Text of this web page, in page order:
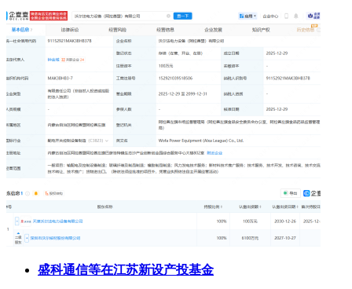
盛科通信等在江苏新设产投基金